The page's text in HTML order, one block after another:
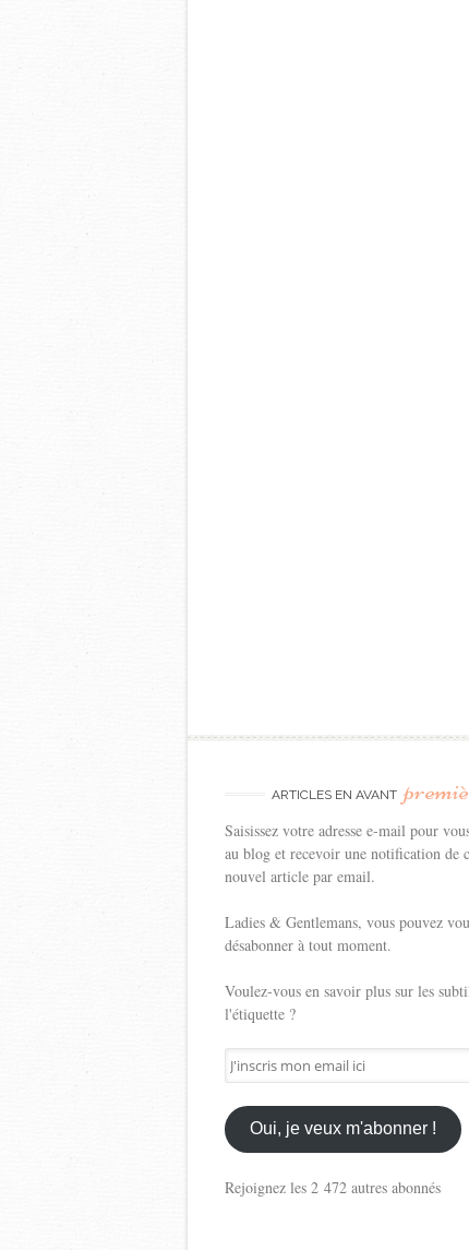
ARTICLES EN AVANT
Saisissez votre adresse e-mail pour
au blog et recevoir une notification de
nouvel article par email.
Ladies & Gentlemans, vous pouvez
désabonner à tout moment.
Voulez-vous en savoir plus sur les
l'étiquette ?
J'inscris
mon
email
ici
Oui, je veux m'abonner !
Rejoignez les 2 472 autres abonnés